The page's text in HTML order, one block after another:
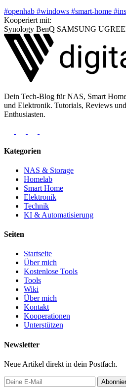
#openhab #windows #smart-home
Kooperiert mit:
Synology BenQ SAMSUNG
Dein Tech-Blog für NAS, Smart
und Elektronik. Tutorials, Reviews
Enthusiasten.
Kategorien
NAS & Storage
Homelab
Smart Home
Elektronik
Technik
KI & Automatisierung
Seiten
Startseite
Über mich
Kostenlose Tools
Tools
Wiki
Über mich
Kontakt
Kooperationen
Unterstützen
Newsletter
Neue Artikel direkt in dein Postfach.